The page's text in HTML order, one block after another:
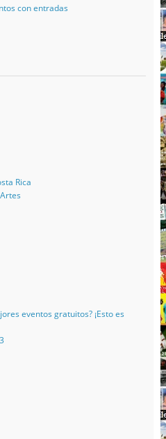
con entradas
Rica
eventos gratuitos? ¡Esto es